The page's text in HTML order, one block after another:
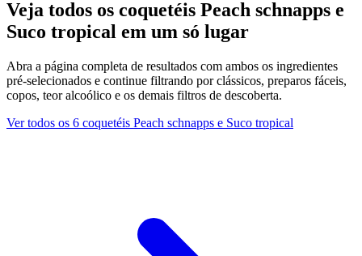
Veja todos os coquetéis Peach schnapps e
Suco tropical em um só lugar
Abra a página completa de resultados com ambos os ingredientes
pré-selecionados e continue filtrando por clássicos, preparos fáceis,
copos, teor alcoólico e os demais filtros de descoberta.
Ver todos os 6 coquetéis Peach schnapps e Suco tropical